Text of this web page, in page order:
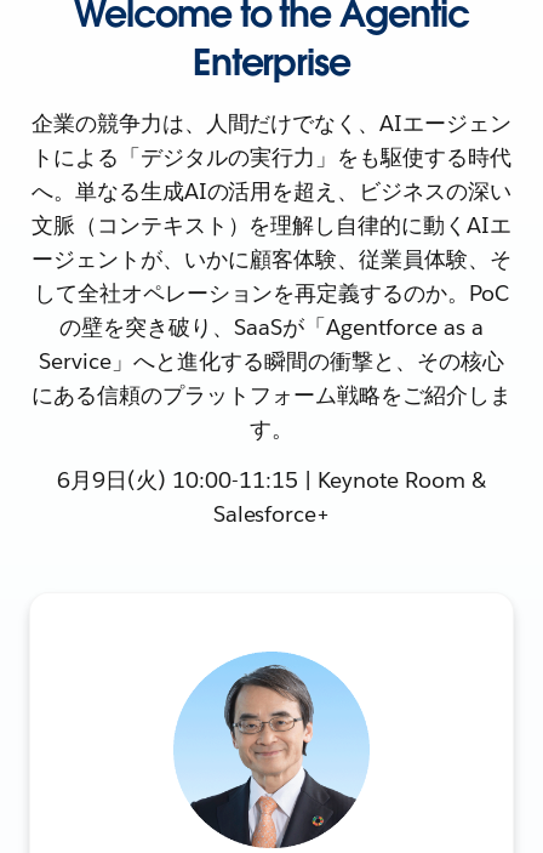
Welcome to the Agentic
Enterprise
企業の競争力は、人間だけでなく、AIエージェン
トによる「デジタルの実行力」をも駆使する時代
へ。単なる生成AIの活用を超え、ビジネスの深い
文脈（コンテキスト）を理解し自律的に動くAIエ
ージェントが、いかに顧客体験、従業員体験、そ
して全社オペレーションを再定義するのか。PoC
の壁を突き破り、SaaSが「Agentforce as a
Service」へと進化する瞬間の衝撃と、その核心
にある信頼のプラットフォーム戦略をご紹介しま
す。
6月9日(火) 10:00-11:15 | Keynote Room &
Salesforce+